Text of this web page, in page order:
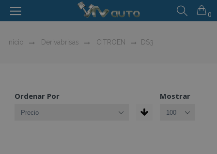
0
Inicio Derivabrisas CITROEN DS3
Ordenar Por Mostrar